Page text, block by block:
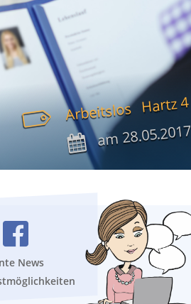
Arbeitslos Hartz 4
am28.05.2017
News